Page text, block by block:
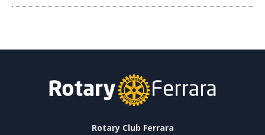
Rotary Club Ferrara